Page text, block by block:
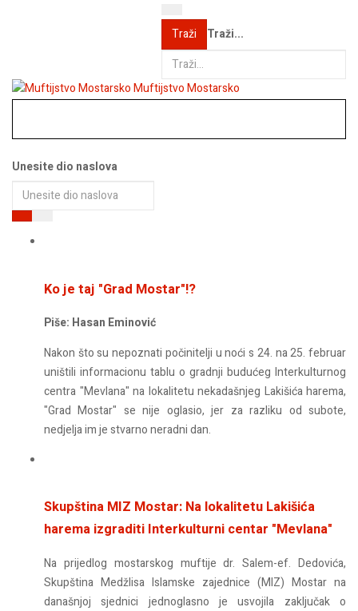
Traži Traži...
Muftijstvo Mostarsko
Unesite dio naslova
Ko je taj "Grad Mostar"!?
Piše: Hasan Eminović
Nakon što su nepoznati počinitelji u noći s 24. na 25. februar
uništili informacionu tablu o gradnji budućeg Interkulturnog
centra "Mevlana" na lokalitetu nekadašnjeg Lakišića harema,
"Grad Mostar" se nije oglasio, jer za razliku od subote,
nedjelja im je stvarno neradni dan.
Skupština MIZ Mostar: Na lokalitetu Lakišića
harema izgraditi Interkulturni centar "Mevlana"
Na prijedlog mostarskog muftije dr. Salem-ef. Dedovića,
Skupština Medžlisa Islamske zajednice (MIZ) Mostar na
današnjoj sjednici jednoglasno je usvojila zaključak o